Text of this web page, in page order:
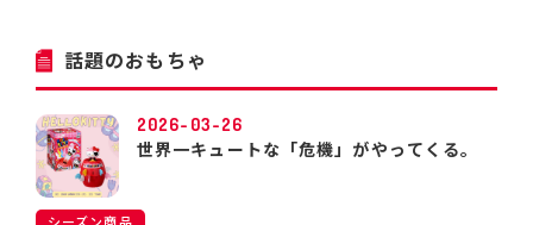
話題のおもちゃ
2026-03-26
世界一キュートな「危機」がやってくる。